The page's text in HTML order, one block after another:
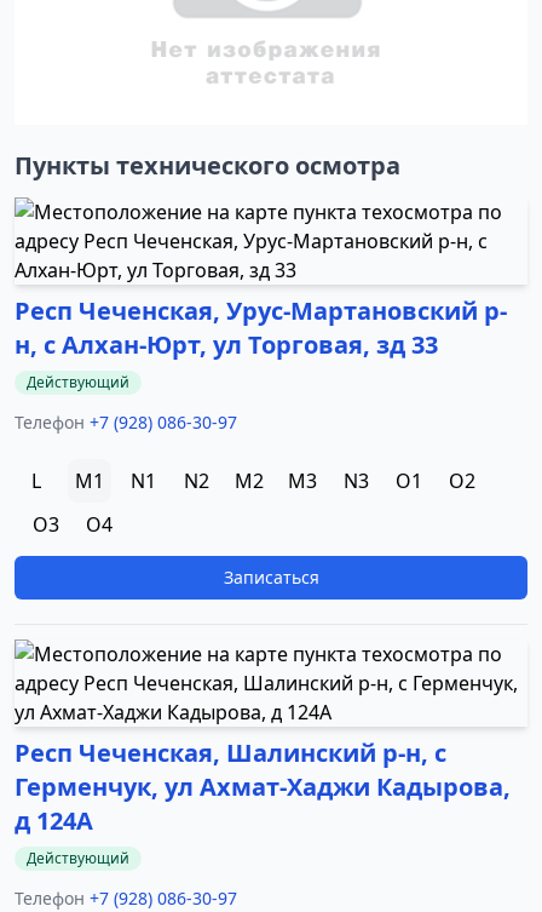
Пункты технического осмотра
Респ Чеченская, Урус-Мартановский р-
н, с Алхан-Юрт, ул Торговая, зд 33
Действующий
Телефон +7 (928) 086-30-97
L M1 N1 N2 M2 M3 N3 O1
O2
O3
O4
Записаться
Респ Чеченская, Шалинский р-н, с
Герменчук, ул Ахмат-Хаджи Кадырова,
д 124А
Действующий
Телефон +7 (928) 086-30-97